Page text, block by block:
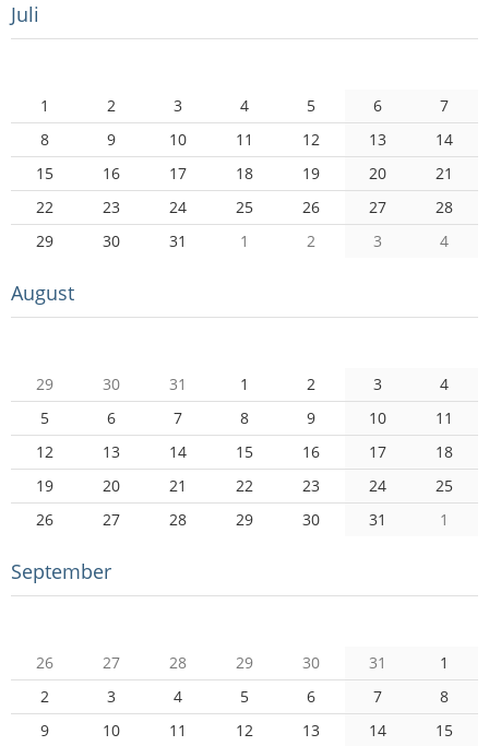
Juli
1
2 3 4 5 6
7
8
9 10 11 12 13
14
15
16 17 18 19 20
21
22
23 24 25 26 27
28
29
30 31 1 2 3 4
August
29
30 31 1 2 3
4
5
6 7 8 9 10
11
12
13 14 15 16 17
18
19
20 21 22 23 24
25
26
27 28 29 30 31 1
September
26
27 28 29 30 31
1
2
3 4 5 6 7
8
9
10 11 12 13 14
15